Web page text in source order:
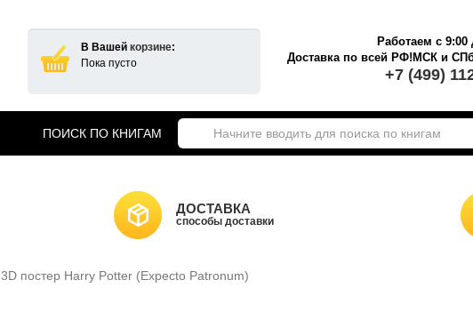
В Вашей корзине:
Пока пусто
Работаем с 9:00
Доставка по всей РФ!МСК и
+7 (499)
Учебники Хогвартса
Гарри Поттер на английском
Одежда Гарри Поттер
Звездные войны
ПОИСК ПО КНИГАМ
ДОСТАВКА
способы доставки
3D постер Harry Potter (Expecto Patronum)